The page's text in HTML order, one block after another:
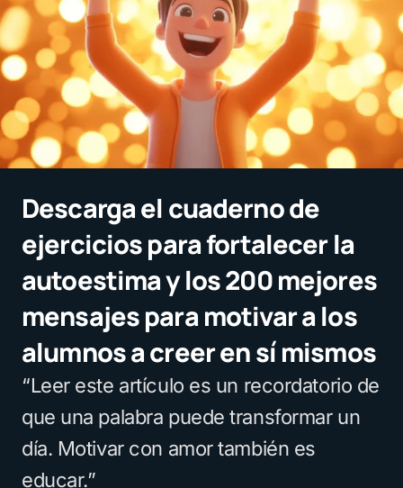
Descarga el cuaderno de
ejercicios para fortalecer la
autoestima y los 200 mejores
mensajes para motivar a los
alumnos a creer en sí mismos
“Leer este artículo es un recordatorio de
que una palabra puede transformar un
día. Motivar con amor también es
educar.”